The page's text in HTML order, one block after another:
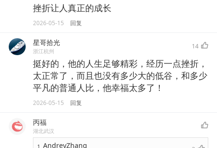
挫折让人真正的成长
2026-05-15 回复
星哥拾光
浙江杭州
14
挺好的，他的人生足够精彩，经历一点挫折，
太正常了，而且也没有多少大的低谷，和多少
平凡的普通人比，他幸福太多了！
2026-05-15 回复
丙福
湖北武汉
1 AndreyZhang